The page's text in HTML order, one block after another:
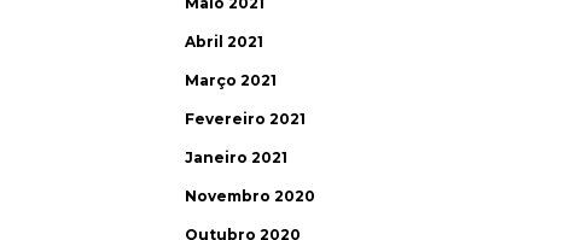
Abril 2021
Março 2021
Fevereiro 2021
Janeiro 2021
Novembro 2020
Outubro 2020